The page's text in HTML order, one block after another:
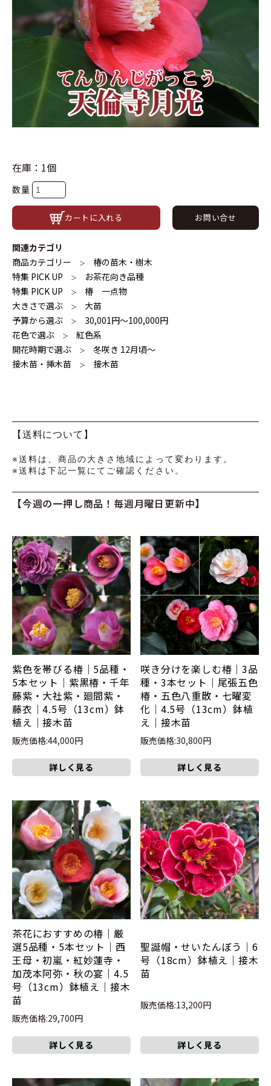
在庫：1個
数量
カートに入れる お問い合せ
関連カテゴリ
商品カテゴリー
＞
椿の苗木・樹木
特集 PICK UP
＞
お茶花向き品種
特集 PICK UP
＞
椿 一点物
大きさで選ぶ
＞
大苗
予算から選ぶ
＞
30,001円〜100,000円
花色で選ぶ
＞
紅色系
開花時期で選ぶ
＞
冬咲き 12月頃～
接木苗・挿木苗
＞ 接木苗
【送料について】
※送料は、商品の大きさ地域によって変わります。
※送料は下記一覧にてご確認ください。
【今週の一押し商品！毎週月曜日更新中】
紫色を帯びる椿｜5品種・
5本セット｜紫黒椿・千年
藤紫・大社紫・廻間紫・
藤衣｜4.5号（13cm）鉢
植え｜接木苗
販売価格:44,000円
詳しく見る
咲き分けを楽しむ椿｜3品
種・3本セット｜尾張五色
椿・五色八重散・七曜変
化｜4.5号（13cm）鉢植
え｜接木苗
販売価格:30,800円
詳しく見る
茶花におすすめの椿｜厳
選5品種・5本セット｜西
王母・初嵐・紅妙蓮寺・
加茂本阿弥・秋の宴｜4.5
号（13cm）鉢植え｜接木
苗
販売価格:29,700円
詳しく見る
聖誕帽・せいたんぼう｜6
号（18cm）鉢植え｜接木
苗
販売価格:13,200円
詳しく見る